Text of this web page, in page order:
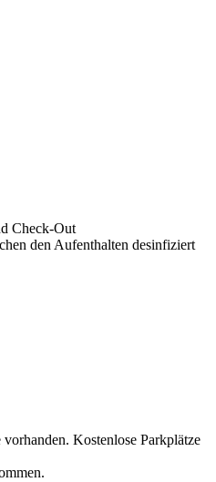
Check-Out
den Aufenthalten desinfiziert
Kostenlose Parkplätze